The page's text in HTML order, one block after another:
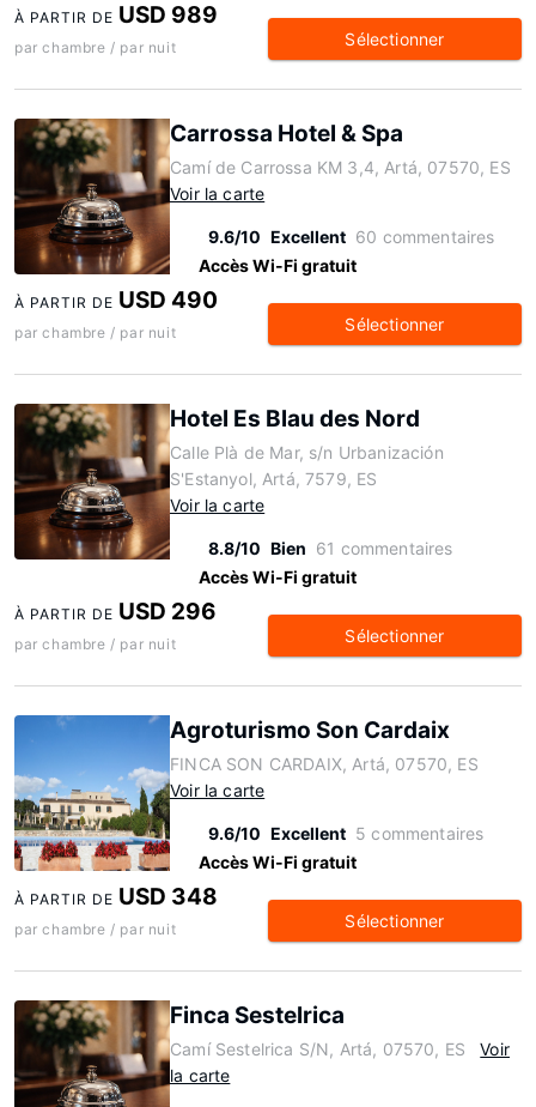
À PARTIR DE USD 989
par chambre / par nuit Sélectionner
Carrossa Hotel & Spa
Camí de Carrossa KM 3,4, Artá, 07570, ES
Voir la carte
9.6/10 Excellent 60 commentaires
Accès Wi-Fi gratuit
À PARTIR DE USD 490
par chambre / par nuit Sélectionner
Hotel Es Blau des Nord
Calle Plà de Mar, s/n Urbanización
S'Estanyol, Artá, 7579, ES
Voir la carte
8.8/10 Bien 61 commentaires
Accès Wi-Fi gratuit
À PARTIR DE USD 296
par chambre / par nuit Sélectionner
Agroturismo Son Cardaix
FINCA SON CARDAIX, Artá, 07570, ES
Voir la carte
9.6/10 Excellent 5 commentaires
Accès Wi-Fi gratuit
À PARTIR DE USD 348
par chambre / par nuit Sélectionner
Finca Sestelrica
Camí Sestelrica S/N, Artá, 07570, ES
Voir
la carte